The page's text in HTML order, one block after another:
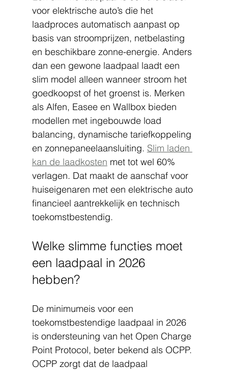
voor elektrische auto’s die het
laadproces automatisch aanpast op
basis van stroomprijzen, netbelasting
en beschikbare zonne-energie. Anders
dan een gewone laadpaal laadt een
slim model alleen wanneer stroom het
goedkoopst of het groenst is. Merken
als Alfen, Easee en Wallbox bieden
modellen met ingebouwde load
balancing, dynamische tariefkoppeling
en zonnepaneelaansluiting. Slim laden
kan de laadkosten met tot wel 60%
verlagen. Dat maakt de aanschaf voor
huiseigenaren met een elektrische auto
financieel aantrekkelijk en technisch
toekomstbestendig.
Welke slimme functies moet
een laadpaal in 2026
hebben?
De minimumeis voor een
toekomstbestendige laadpaal in 2026
is ondersteuning van het Open Charge
Point Protocol, beter bekend als OCPP.
OCPP zorgt dat de laadpaal